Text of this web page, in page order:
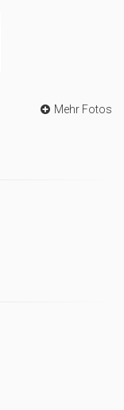
Mehr Fotos